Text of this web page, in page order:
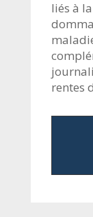
liés à
rentes